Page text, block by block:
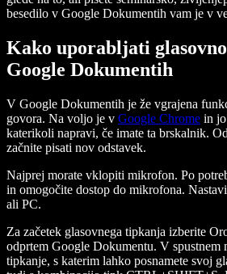
besedilo v Google Dokumentih vam je v
Kako uporabljati
Google Dokumentih
V Google Dokumentih je že vgrajena
govora. Na voljo je v Google Chrome in
katerikoli napravi, če imate ta brskalnik.
začnite pisati nov odstavek.
Najprej morate vklopiti mikrofon. Po
in omogočite dostop do mikrofona.
ali PC.
Za začetek glasovnega tipkanja izberite
odprtem Google Dokumentu. V spustnem
tipkanje, s katerim lahko posnamete svoj